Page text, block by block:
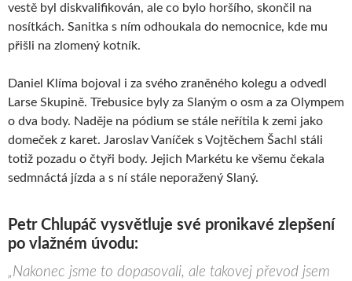
vestě byl diskvalifikován, ale co bylo horšího, skončil na
nosítkách. Sanitka s ním odhoukala do nemocnice, kde mu
přišli na zlomený kotník.
Daniel Klíma bojoval i za svého zraněného kolegu a odvedl
Larse Skupině. Třebusice byly za Slaným o osm a za Olympem
o dva body. Naděje na pódium se stále neřítila k zemi jako
domeček z karet. Jaroslav Vaníček s Vojtěchem Šachl stáli
totiž pozadu o čtyři body. Jejich Markétu ke všemu čekala
sedmnáctá jízda a s ní stále neporažený Slaný.
Petr Chlupáč vysvětluje své pronikavé zlepšení
po vlažném úvodu:
„Nakonec jsme to dopasovali, ale takovej převod jsem